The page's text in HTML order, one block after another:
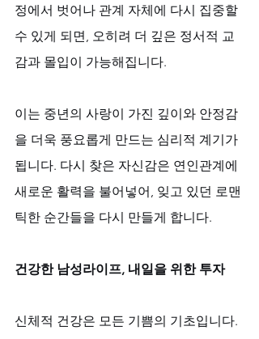
정에서 벗어나 관계 자체에 다시 집중할
수 있게 되면, 오히려 더 깊은 정서적 교
감과 몰입이 가능해집니다.
이는 중년의 사랑이 가진 깊이와 안정감
을 더욱 풍요롭게 만드는 심리적 계기가
됩니다. 다시 찾은 자신감은 연인관계에
새로운 활력을 불어넣어, 잊고 있던 로맨
틱한 순간들을 다시 만들게 합니다.
건강한 남성라이프, 내일을 위한 투자
신체적 건강은 모든 기쁨의 기초입니다.